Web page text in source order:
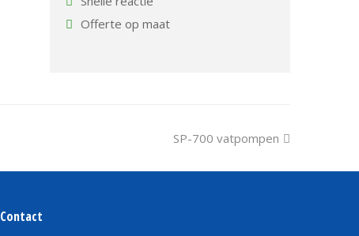
Offerte op maat
next
SP-700 vatpompen
Contact